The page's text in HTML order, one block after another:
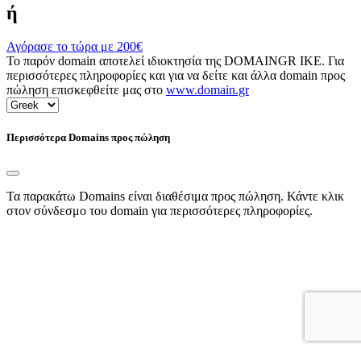
ή
Αγόρασε το τώρα με 200€
Το παρόν domain αποτελεί ιδιοκτησία της DOMAINGR ΙΚΕ. Για
περισσότερες πληροφορίες και για να δείτε και άλλα domain προς
πώληση επισκεφθείτε μας στο www.domain.gr
Περισσότερα Domains προς πώληση
Τα παρακάτω Domains είναι διαθέσιμα προς πώληση. Κάντε κλικ
στον σύνδεσμο του domain για περισσότερες πληροφορίες.